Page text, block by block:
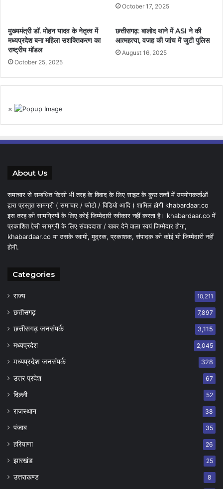
October 17, 2025
मुख्यमंत्री डॉ. मोहन यादव के नेतृत्व में
मध्यप्रदेश बना महिला सशक्तिकरण का
राष्ट्रीय मॉडल
October 25, 2025
छत्तीसगढ़: बालोद थाने में ASI ने की
आत्महत्या, वजह की जांच में जुटी पुलिस
August 16, 2025
×
About Us
समाचार से सम्बंधित किसी भी तरह के विवाद के लिए साइट के कुछ तत्वों में उपयोगकर्ताओं
द्वारा प्रस्तुत सामग्री ( समाचार / फोटो / विडियो आदि ) शामिल होगी khabardaar.co
इस तरह की सामग्रियों के लिए कोई जिम्मेदारी स्वीकार नहीं करता है। khabardaar.co में
प्रकाशित ऐसी सामग्री के लिए संवाददाता / खबर देने वाला स्वयं जिम्मेदार होगा,
khabardaar.co या उसके स्वामी, मुद्रक, प्रकाशक, संपादक की कोई भी जिम्मेदारी नहीं
होगी.
Categories
राज्य 10,211
छत्तीसगढ़ 7,897
छत्तीसगढ़ जनसंपर्क 3,115
मध्यप्रदेश 2,045
मध्यप्रदेश जनसंपर्क 328
उत्तर प्रदेश 67
दिल्ली 52
राजस्थान 38
पंजाब 35
हरियाणा 26
झारखंड 25
उत्तराखण्ड 8